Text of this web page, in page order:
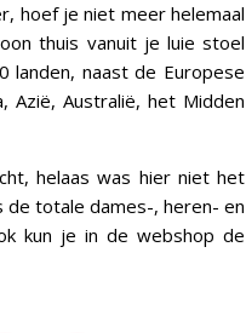
hoef je niet meer helemaal
thuis vanuit je luie stoel
landen, naast de Europese
Azië, Australië, het Midden
helaas was hier niet het
de totale dames-, heren- en
kun je in de webshop de